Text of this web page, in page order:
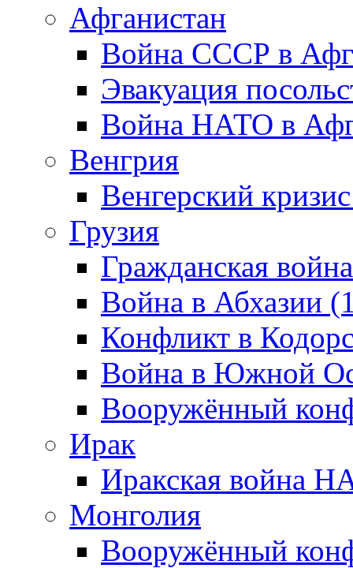
Афганистан
Война СССР в
Эвакуация
Война НАТО в
Венгрия
Венгерский
Грузия
Гражданская
Война в Абхазии
Конфликт в
Война в Южной
Вооружённый
Ирак
Иракская война
Монголия
Вооружённый